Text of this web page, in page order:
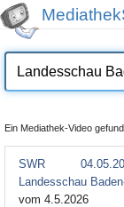
Ein Mediathek-Video
SWR
Landesschau
vom 4.5.2026